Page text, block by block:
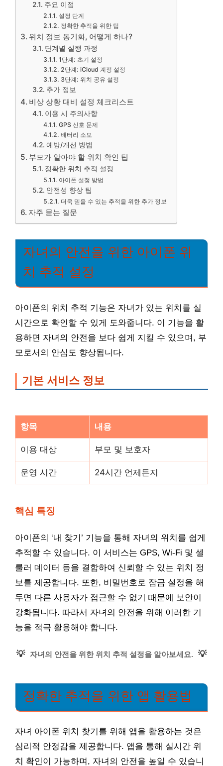
주요 이점
설정 단계
정확한 추적을 위한 팁
위치 정보 동기화, 어떻게 하나?
단계별 실행 과정
1단계: 초기 설정
2단계: iCloud 계정 설정
3단계: 위치 공유 설정
추가 정보
비상 상황 대비 설정 체크리스트
이용 시 주의사항
GPS 신호 문제
배터리 소모
예방/개선 방법
부모가 알아야 할 위치 확인 팁
정확한 위치 추적 설정
아이폰 설정 방법
안전성 향상 팁
더욱 믿을 수 있는 추적을 위한 추가 정보
자주 묻는 질문
자녀의 안전을 위한 아이폰 위
치 추적 설정
아이폰의 위치 추적 기능은 자녀가 있는 위치를 실
시간으로 확인할 수 있게 도와줍니다. 이 기능을 활
용하면 자녀의 안전을 보다 쉽게 지킬 수 있으며, 부
모로서의 안심도 향상됩니다.
기본 서비스 정보
항목 내용
이용 대상 부모 및 보호자
운영 시간 24시간 언제든지
핵심 특징
아이폰의 ‘내 찾기’ 기능을 통해 자녀의 위치를 쉽게
추적할 수 있습니다. 이 서비스는 GPS, Wi-Fi 및 셀
룰러 데이터 등을 결합하여 신뢰할 수 있는 위치 정
보를 제공합니다. 또한, 비밀번호로 잠금 설정을 해
두면 다른 사용자가 접근할 수 없기 때문에 보안이
강화됩니다. 따라서 자녀의 안전을 위해 이러한 기
능을 적극 활용해야 합니다.
💡 자녀의 안전을 위한 위치 추적 설정을 알아보세요. 💡
정확한 추적을 위한 앱 활용법
자녀 아이폰 위치 찾기를 위해 앱을 활용하는 것은
심리적 안정감을 제공합니다. 앱을 통해 실시간 위
치 확인이 가능하며, 자녀의 안전을 높일 수 있습니